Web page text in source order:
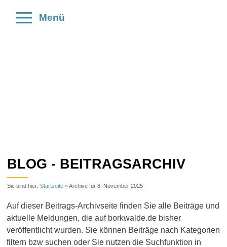
Menü
BLOG - BEITRAGSARCHIV
Sie sind hier:Startseite »Archive für 8. November 2025
Auf dieser Beitrags-Archivseite finden Sie alle Beiträge und
aktuelle Meldungen, die auf borkwalde.de bisher
veröffentlicht wurden. Sie können Beiträge nach Kategorien
filtern bzw suchen oder Sie nutzen die Suchfunktion in